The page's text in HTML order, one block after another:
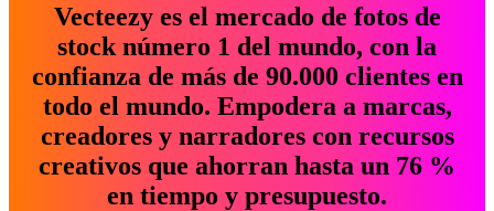
Vecteezy es el mercado de fotos de
stock número 1 del mundo, con la
confianza de más de 90.000 clientes en
todo el mundo. Empodera a marcas,
creadores y narradores con recursos
creativos que ahorran hasta un 76 %
en tiempo y presupuesto.